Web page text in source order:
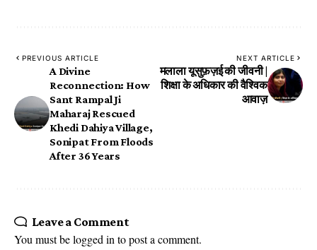
PREVIOUS ARTICLE
A Divine
Reconnection: How
Sant Rampal Ji
Maharaj Rescued
Khedi Dahiya Village,
Sonipat From Floods
After 36 Years
NEXT ARTICLE
मलाला यूसुफ़ज़ई की जीवनी |
शिक्षा के अधिकार की वैश्विक
आवाज़
Leave a Comment
You must belogged in to post a comment.